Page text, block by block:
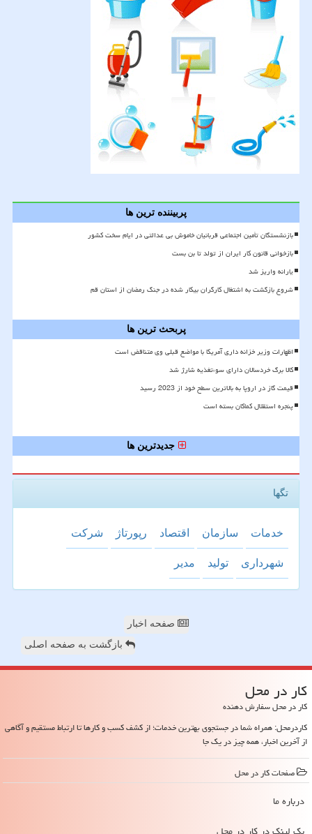
پربیننده ترین ها
بازنشستگان تأمین اجتماعی قربانیان خاموش بی عدالتی در ایام سخت کشور
بازخوانی قانون کار ایران از تولد تا بن بست
یارانه واریز شد
شروع بازگشت به اشتغال کارگران بیکار شده در جنگ رمضان از استان قم
پربحث ترین ها
اظهارات وزیر خزانه داری آمریکا با مواضع قبلی وی متناقض است
کالا برگ خردسالان دارای سوءتغذیه شارژ شد
قیمت گاز در اروپا به بالاترین سطح خود از 2023 رسید
پنجره استقلال کماکان بسته است
جدیدترین ها
تگها
خدمات سازمان اقتصاد رپورتاژ شركت
شهرداری تولید مدیر
صفحه اخبار
بازگشت به صفحه اصلی
كار در محل
کار در محل سفارش دهنده
کاردرمحل: همراه شما در جستجوی بهترین خدمات؛ از کشف کسب و کارها تا ارتباط مستقیم و آگاهی
از آخرین اخبار، همه چیز در یک جا
صفحات كار در محل
درباره ما